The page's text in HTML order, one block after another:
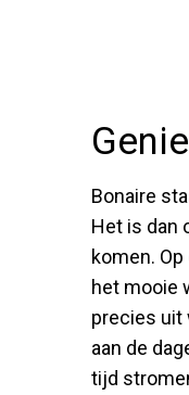
Bonaire
Het is dan
komen.
het mooie
precies uit
aan de
tijd